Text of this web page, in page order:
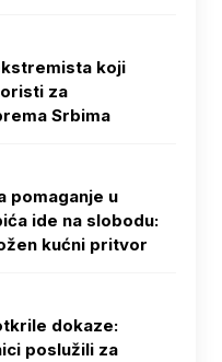
koji
za
Srbima
pomaganje u
ide na slobodu:
kućni pritvor
dokaze:
poslužili za